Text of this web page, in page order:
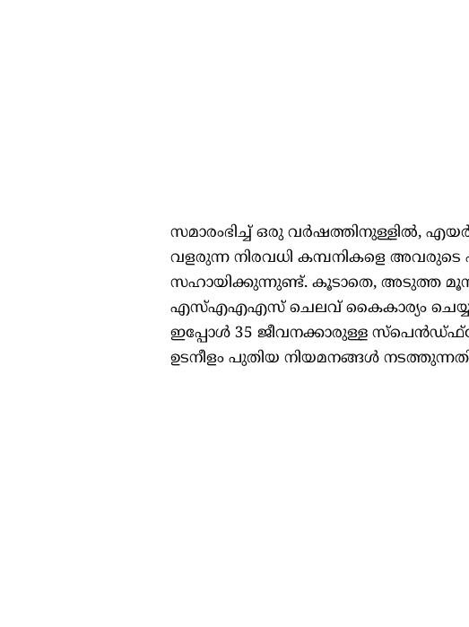
സമാരംഭിച്ച് ഒരു വർഷത്തിനുള്ളിൽ,
വളരുന്ന നിരവധി കമ്പനികളെ
സഹായിക്കുന്നുണ്ട്. കൂടാതെ, അടുത്ത
എസ്എഎഎസ് ചെലവ് കൈകാര്യം
ഇപ്പോൾ 35 ജീവനക്കാരുള്ള
ഉടനീളം പുതിയ നിയമനങ്ങൾ